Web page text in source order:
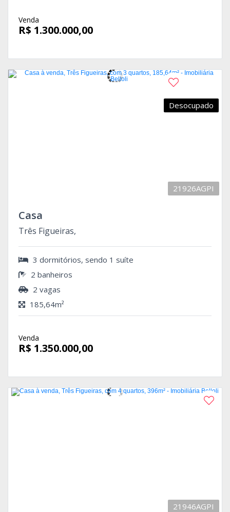
Venda
R$ 1.300.000,00
Desocupado
21926AGPI
Casa
Três Figueiras,
3 dormitórios, sendo 1 suíte
2 banheiros
2 vagas
185,64m²
Venda
R$ 1.350.000,00
21946AGPI